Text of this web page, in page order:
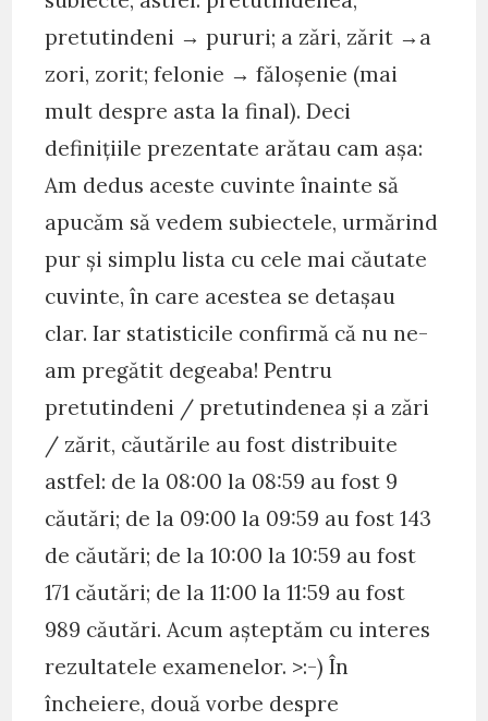
pretutindeni → pururi; a zări, zărit →a
zori, zorit; felonie → făloșenie (mai
mult despre asta la final). Deci
definițiile prezentate arătau cam așa:
Am dedus aceste cuvinte înainte să
apucăm să vedem subiectele, urmărind
pur și simplu lista cu cele mai căutate
cuvinte, în care acestea se detașau
clar. Iar statisticile confirmă că nu ne-
am pregătit degeaba! Pentru
pretutindeni / pretutindenea și a zări
/ zărit, căutările au fost distribuite
astfel: de la 08:00 la 08:59 au fost 9
căutări; de la 09:00 la 09:59 au fost 143
de căutări; de la 10:00 la 10:59 au fost
171 căutări; de la 11:00 la 11:59 au fost
989 căutări. Acum așteptăm cu interes
rezultatele examenelor. >:-) În
încheiere, două vorbe despre